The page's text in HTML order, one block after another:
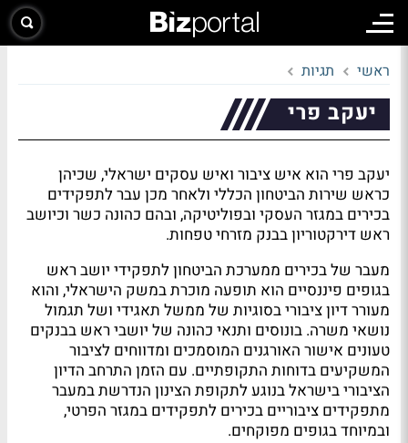
ראשי תגיות
יעקב פרי
יעקב פרי הוא איש ציבור ואיש עסקים ישראלי, שכיהן
כראש שירות הביטחון הכללי ולאחר מכן עבר לתפקידים
בכירים במגזר העסקי ובפוליטיקה, ובהם כהונה כשר וכיושב
ראש דירקטוריון בבנק מזרחי טפחות.
מעבר של בכירים ממערכת הביטחון לתפקידי יושב ראש
בגופים פיננסיים הוא תופעה מוכרת במשק הישראלי, והוא
מעורר דיון ציבורי בסוגיות של ממשל תאגידי ושל תגמול
נושאי משרה. בונוסים ותנאי כהונה של יושבי ראש בבנקים
טעונים אישור האורגנים המוסמכים ומדווחים לציבור
המשקיעים בדוחות התקופתיים. עם הזמן התרחב הדיון
הציבורי בישראל בנוגע לתקופת הצינון הנדרשת במעבר
מתפקידים ציבוריים בכירים לתפקידים במגזר הפרטי,
ובמיוחד בגופים מפוקחים.